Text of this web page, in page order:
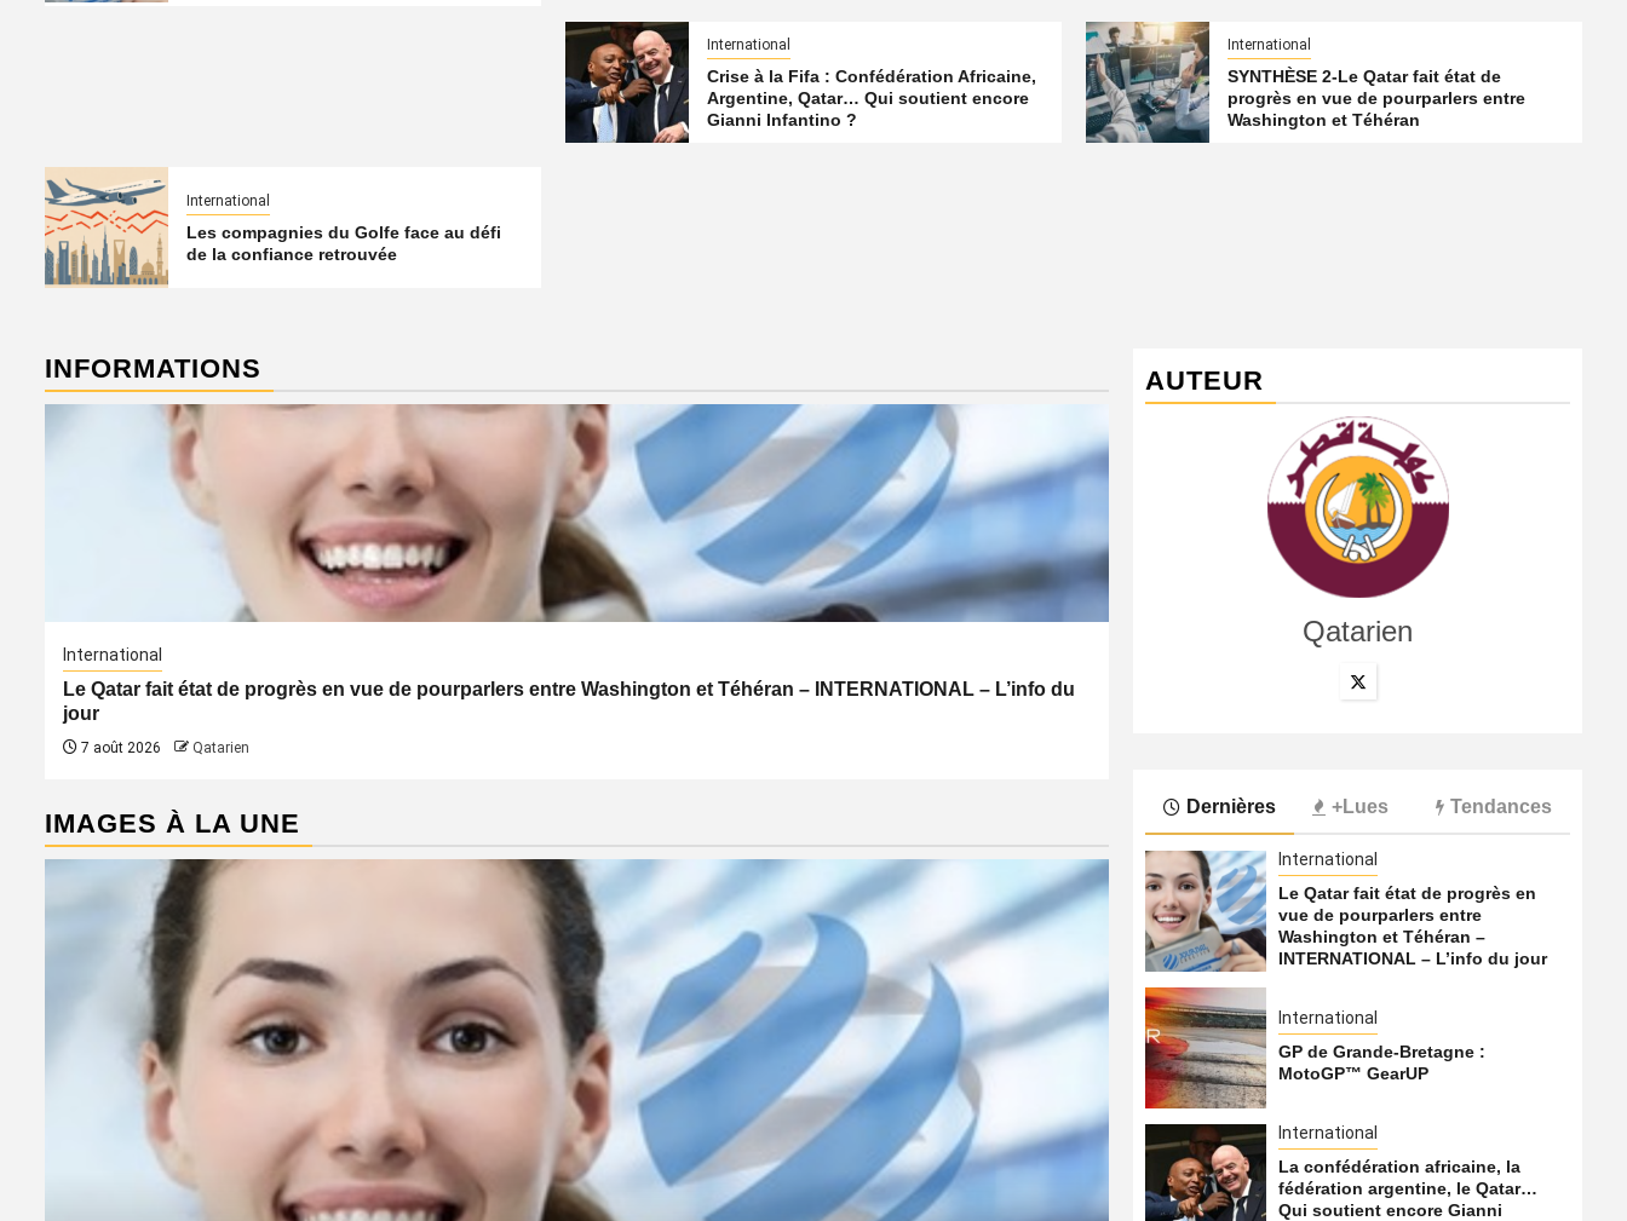
International
Crise à la Fifa : Confédération Africaine,
Argentine, Qatar… Qui soutient encore
Gianni Infantino ?
International
SYNTHÈSE 2-Le Qatar fait état de
progrès en vue de pourparlers entre
Washington et Téhéran
International
Les compagnies du Golfe face au défi
de la confiance retrouvée
INFORMATIONS
International
Le Qatar fait état de progrès en vue de pourparlers entre Washington et Téhéran – INTERNATIONAL – L’info du
jour
7 août 2026 Qatarien
La confédération africaine, la fédération argentine,
IMAGES À LA UNE
AUTEUR
Qatarien
Dernières +Lues Tendances
International
Le Qatar fait état de progrès en
vue de pourparlers entre
Washington et Téhéran –
INTERNATIONAL – L’info du jour
International
GP de Grande-Bretagne :
MotoGP™ GearUP
International
La confédération africaine, la
fédération argentine, le Qatar…
Qui soutient encore Gianni